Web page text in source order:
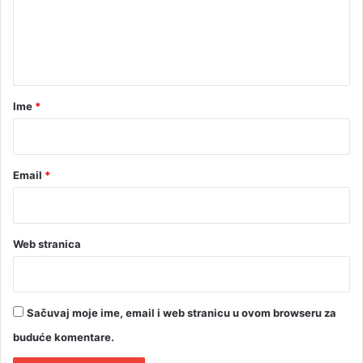
d
č
o
v
rIme *
Email *
Web stranica
Sačuvaj moje ime, email i web stranicu u ovom browseru za
buduće komentare.